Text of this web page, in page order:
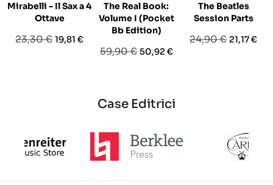
Mirabelli - Il Sax a 4
Ottave
Prezzo
23,30 €Prezzo
19,81 €
The Real Book:
Volume I (Pocket
Bb Edition)
Prezzo
59,90 € Prezzo
50,92 €
The Beatles
Session Parts
Prezzo
24,90 € Prezzo
21,17 €
Case Editrici